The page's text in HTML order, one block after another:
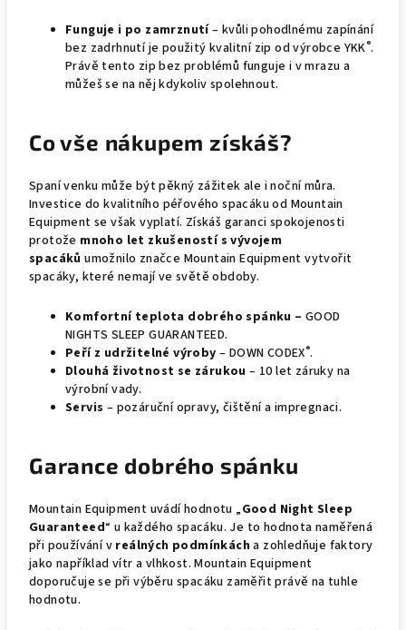
Funguje i po zamrznutí– kvůli pohodlnému zapínání
bez zadrhnutí je použitý kvalitní zip od výrobce YKK®.
Právě tento zip bez problémů funguje i v mrazu a
můžeš se na něj kdykoliv spolehnout.
Co vše nákupem získáš?
Spaní venku může být pěkný zážitek ale i noční můra.
Investice do kvalitního péřového spacáku od Mountain
Equipment se však vyplatí. Získáš garanci spokojenosti
protože mnoho let zkušeností s vývojem
spacákůumožnilo značce Mountain Equipment vytvořit
spacáky, které nemají ve světě obdoby.
Komfortní teplota dobrého spánku – GOOD
NIGHTS SLEEP GUARANTEED.
Peří z udržitelné výroby – DOWN CODEX®.
Dlouhá životnost se zárukou – 10 let záruky na
výrobní vady.
Servis – pozáruční opravy, čištění a impregnaci.
Garance dobrého spánku
Mountain Equipment uvádí hodnotu „Good Night Sleep
Guaranteed“ u každého spacáku. Je to hodnota naměřená
při používání v reálných podmínkách a zohledňuje faktory
jako například vítr a vlhkost. Mountain Equipment
doporučuje se při výběru spacáku zaměřit právě na tuhle
hodnotu.